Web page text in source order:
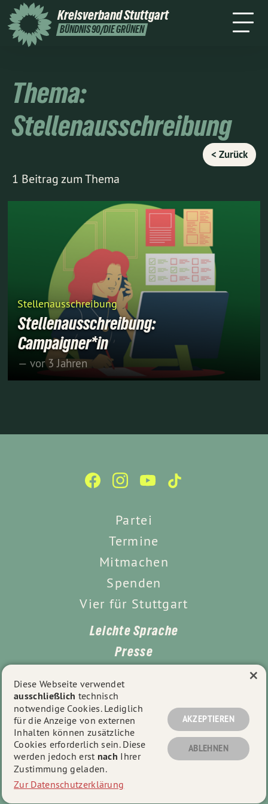
KreisverbandStuttgart
BÜNDNIS 90/DIE GRÜNEN
Leichte
Sprache
Presse Kontakt Stuttgart
Thema:
Stellenausschreibung
1 Beitrag zum Thema
< Zurück
Stellenausschreibung
Stellenausschreibung:
Campaigner*in
— vor 3 Jahren
Partei
Termine
Mitmachen
Spenden
Vier für Stuttgart
Leichte Sprache
Presse
Impressum
Datenschutz
© 2026 Kreisverband Stuttgart - Alle Rechte vorbehalten.
Diese Webseite verwendet
ausschließlich technisch
notwendige Cookies. Lediglich
für die Anzeige von externen
Inhalten können zusätzliche
Cookies erforderlich sein. Diese
werden jedoch erst nach Ihrer
Zustimmung geladen.
Zur Datenschutzerklärung
AKZEPTIEREN
ABLEHNEN
×